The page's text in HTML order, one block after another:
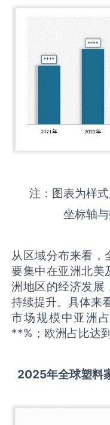
注：图表为样
坐标轴
从区域分布来看，
要集中在亚洲北美
洲地区的经济发展
持续提升。具体来
市场规模中亚洲
**%；欧洲占比达
2025年全球塑料